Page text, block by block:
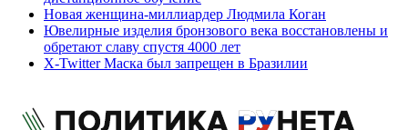
Новая женщина-миллиардер Людмила Коган
Ювелирные изделия бронзового века восстановлены и
обретают славу спустя 4000 лет
X-Twitter Маска был запрещен в Бразилии